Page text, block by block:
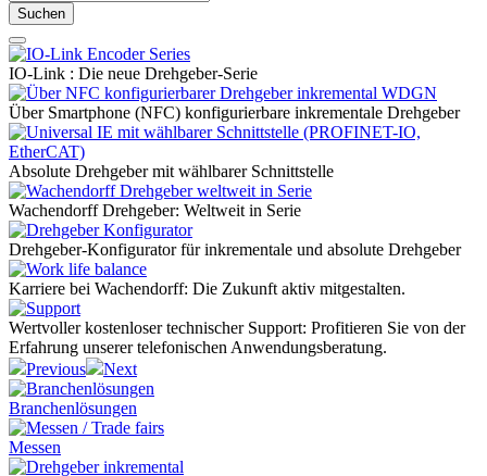
Suchen
IO-Link : Die neue Drehgeber-Serie
Über Smartphone (NFC) konfigurierbare inkrementale Drehgeber
Absolute Drehgebermit wählbarer Schnittstelle
Wachendorff Drehgeber: Weltweit in Serie
Drehgeber-Konfiguratorfür inkrementale und absolute Drehgeber
Karriere bei Wachendorff: Die Zukunft aktiv mitgestalten.
Wertvoller kostenloser technischer Support: Profitieren Sie von der
Erfahrung unserer telefonischen Anwendungsberatung.
Previous
Next
Branchenlösungen
Messen